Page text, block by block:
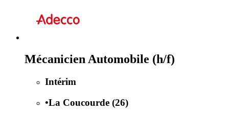
Mécanicien Automobile (h/f)
Intérim
•La Coucourde (26)